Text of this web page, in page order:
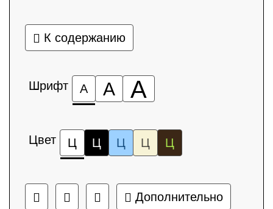
К содержанию
Шрифт А А А
Цвет Ц Ц Ц Ц Ц
Дополнительно